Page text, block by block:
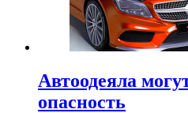
Автоодеяла
опасность